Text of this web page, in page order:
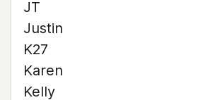
JT
Justin
K27
Karen
Kelly